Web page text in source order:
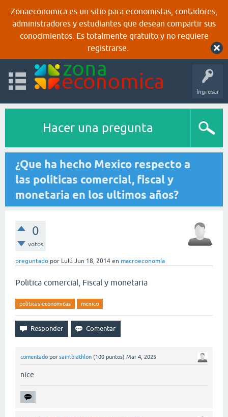
Zonaeconomica es un sitio para economistas, contadores,
administradores y estudiantes que desean compartir sus
conocimientos. Es totalmente gratuito y no requiere
registrarse.
Ingresar
Hacer una pregunta
¿Que ha hecho Mexico respecto a
las politicas comercial, fiscal y
monetaria en los ultimos años?
0
votos
preguntado por Lulú Jun 18, 2014 en macroeconomía
Politica comercial, Fiscal y monetaria
politicas-economicas mexico
comentado por saintbiathlon (100 puntos) Mar 4, 2025
nice